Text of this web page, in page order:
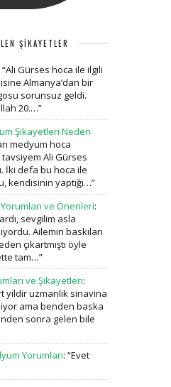
ŞİKAYETLER
“Ali Gürses hoca ile ilgili
Almanya’dan bir
sorunsuz geldi.
20.…”
Şikayetleri Neden
medyum hoca
tavsiyem Ali Gürses
İki defa bu hoca ile
kendisinin yaptığı…”
ve Önerileri:
sevgilim asla
Ailemin baskıları
çıkartmıştı öyle
tam…”
ve Şikayetleri:
yildir uzmanlik sinavina
ama benden baska
sonra gelen bile
Yorumları: “Evet